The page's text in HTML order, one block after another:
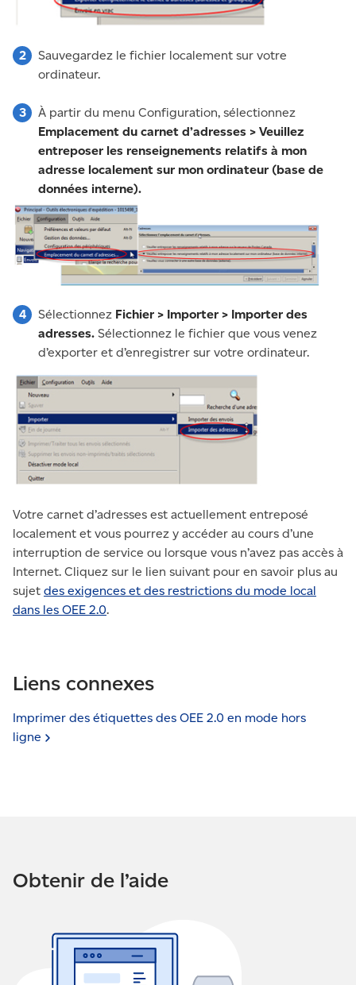
Sauvegardez le fichier localement sur votre
ordinateur.
À partir du menu Configuration, sélectionnez
Emplacement du carnet d’adresses > Veuillez
entreposer les renseignements relatifs à mon
adresse localement sur mon ordinateur (base de
données interne).
Sélectionnez Fichier > Importer > Importer des
adresses. Sélectionnez le fichier que vous venez
d’exporter et d’enregistrer sur votre ordinateur.
Votre carnet d’adresses est actuellement entreposé
localement et vous pourrez y accéder au cours d’une
interruption de service ou lorsque vous n’avez pas accès à
Internet. Cliquez sur le lien suivant pour en savoir plus au
sujet des exigences et des restrictions du mode local
dans les OEE 2.0.
Liens connexes
Imprimer des étiquettes des OEE 2.0 en mode hors
ligne
Obtenir de l’aide